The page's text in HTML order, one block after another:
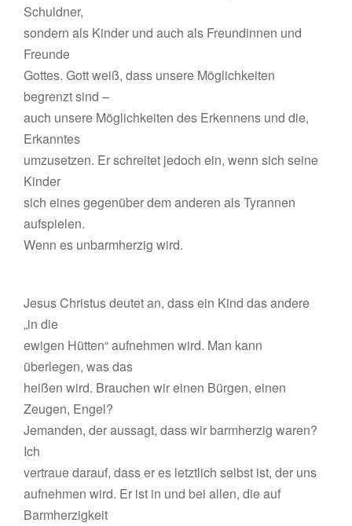
Schuldner,
sondern als Kinder und auch als Freundinnen und
Freunde
Gottes. Gott weiß, dass unsere Möglichkeiten
begrenzt sind –
auch unsere Möglichkeiten des Erkennens und die,
Erkanntes
umzusetzen. Er schreitet jedoch ein, wenn sich seine
Kinder
sich eines gegenüber dem anderen als Tyrannen
aufspielen.
Wenn es unbarmherzig wird.
Jesus Christus deutet an, dass ein Kind das andere
„in die
ewigen Hütten“ aufnehmen wird. Man kann
überlegen, was das
heißen wird. Brauchen wir einen Bürgen, einen
Zeugen, Engel?
Jemanden, der aussagt, dass wir barmherzig waren?
Ich
vertraue darauf, dass er es letztlich selbst ist, der uns
aufnehmen wird. Er ist in und bei allen, die auf
Barmherzigkeit